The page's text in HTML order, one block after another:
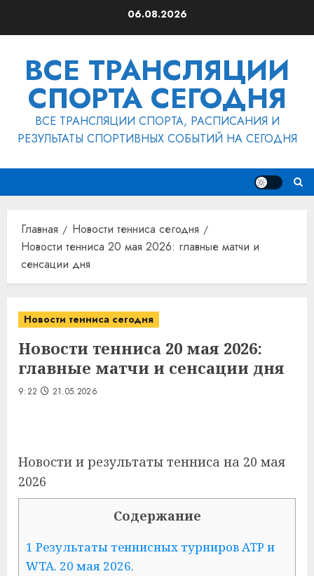
06.08.2026
ВСЕ ТРАНСЛЯЦИИ
СПОРТА СЕГОДНЯ
ВСЕ ТРАНСЛЯЦИИ СПОРТА, РАСПИСАНИЯ И
РЕЗУЛЬТАТЫ СПОРТИВНЫХ СОБЫТИЙ НА СЕГОДНЯ
Главная
Новости тенниса сегодня
Новости тенниса 20 мая 2026: главные матчи и
сенсации дня
Новости тенниса сегодня
Новости тенниса 20 мая 2026:
главные матчи и сенсации дня
9:22 21.05.2026
Новости и результаты тенниса на 20 мая
2026
Содержание
1 Результаты теннисных турниров ATP и
WTA. 20 мая 2026.